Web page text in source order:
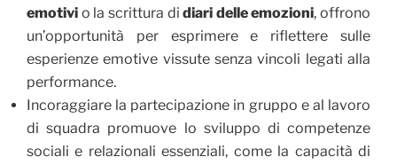
emotivi o la scrittura didiari delle emozioni, offrono
un’opportunità per esprimere e riflettere sulle
esperienze emotive vissute senza vincoli legati alla
performance.
Incoraggiare la partecipazione in gruppo e al lavoro
di squadra promuove lo sviluppo di competenze
sociali e relazionali essenziali, come la capacità di